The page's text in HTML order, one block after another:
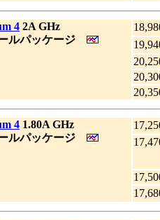
4 2A GHz
ルパッケージ
4 1.80A GHz
ルパッケージ